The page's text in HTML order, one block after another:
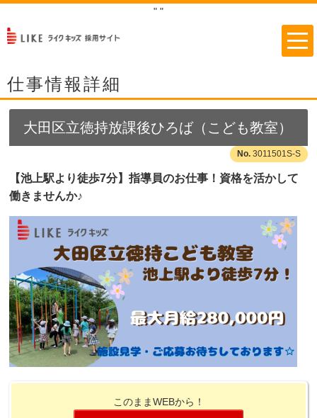
" "
仕事情報詳細
大田区立徳持放課後ひろば（こども教室）
3011501S-S
【池上駅より徒歩7分】指導員のお仕事！資格を活かして
働きませんか♪
このままWEBから！